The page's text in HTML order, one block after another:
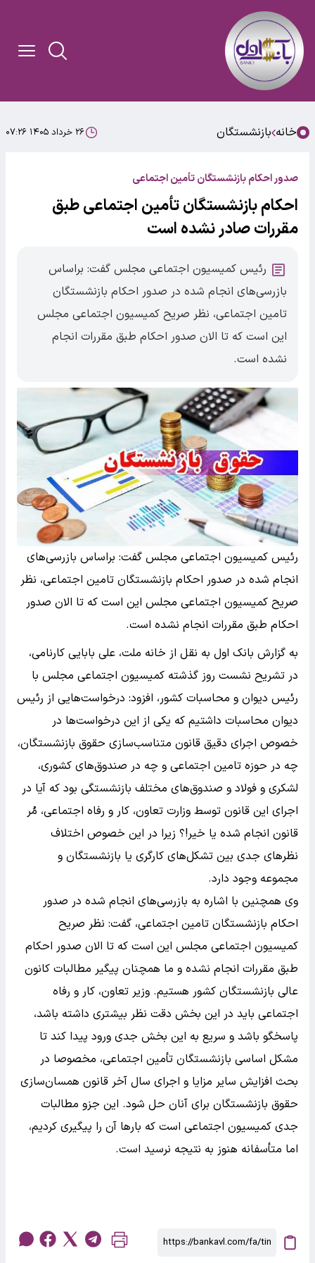
خانه بازنشستگان ۲۶ خرداد ۱۴۰۵ ۰۷:۲۶
صدور احکام بازنشستگان تأمین اجتماعی
احکام بازنشستگان تأمین اجتماعی طبق
مقررات صادر نشده است
رئیس کمیسیون اجتماعی مجلس گفت: براساس
بازرسی‌های انجام شده در صدور احکام بازنشستگان
تامین اجتماعی، نظر صریح کمیسیون اجتماعی مجلس
این است که تا الان صدور احکام طبق مقررات انجام
نشده است.
رئیس کمیسیون اجتماعی مجلس گفت: براساس بازرسی‌های
انجام شده در صدور احکام بازنشستگان تامین اجتماعی، نظر
صریح کمیسیون اجتماعی مجلس این است که تا الان صدور
احکام طبق مقررات انجام نشده است.
به گزارش بانک اول به نقل از خانه ملت، علی بابایی کارنامی،
در تشریح نشست روز گذشته کمیسیون اجتماعی مجلس با
رئیس دیوان و محاسبات کشور، افزود: درخواست‌هایی از رئیس
دیوان محاسبات داشتیم که یکی از این درخواست‌ها در
خصوص اجرای دقیق قانون متناسب‌سازی حقوق بازنشستگان،
چه در حوزه تامین اجتماعی و چه در صندوق‌های کشوری،
لشکری و فولاد و صندوق‌های مختلف بازنشستگی بود که آیا در
اجرای این قانون توسط وزارت تعاون، کار و رفاه اجتماعی، مُر
قانون انجام شده یا خیر!؟ زیرا در این خصوص اختلاف
نظرهای جدی بین تشکل‌های کارگری یا بازنشستگان و
مجموعه وجود دارد.
وی همچنین با اشاره به بازرسی‌های انجام شده در صدور
احکام بازنشستگان تامین اجتماعی، گفت: نظر صریح
کمیسیون اجتماعی مجلس این است که تا الان صدور احکام
طبق مقررات انجام نشده و ما همچنان پیگیر مطالبات کانون
عالی بازنشستگان کشور هستیم. وزیر تعاون، کار و رفاه
اجتماعی باید در این بخش دقت نظر بیشتری داشته باشد،
پاسخگو باشد و سریع به این بخش جدی ورود پیدا کند تا
مشکل اساسی بازنشستگان تأمین اجتماعی، مخصوصا در
بحث افزایش سایر مزایا و اجرای سال آخر قانون همسان‌سازی
حقوق بازنشستگان برای آنان حل شود. این جزو مطالبات
جدی کمیسیون اجتماعی است که بارها آن را پیگیری کردیم،
اما متأسفانه هنوز به نتیجه نرسید است.